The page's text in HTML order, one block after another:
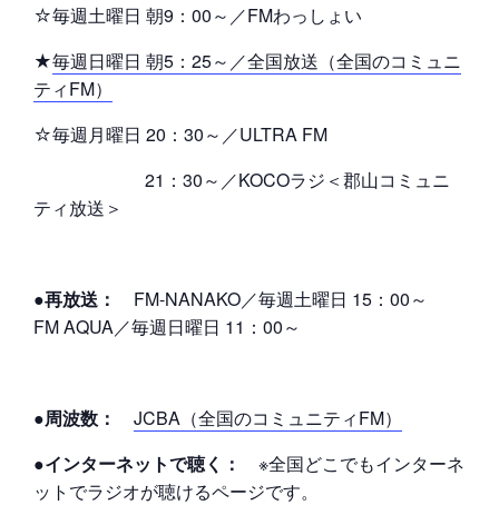
☆毎週土曜日 朝9：00～／FMわっしょい
★毎週日曜日 朝5：25～／全国放送（全国のコミュニ
ティFM）
☆毎週月曜日 20：30～／ULTRA FM
21：30～／KOCOラジ＜郡山コミュニ
ティ放送＞
●再放送：
FM-NANAKO／毎週土曜日 15：00～
FM AQUA／毎週日曜日 11：00～
●周波数：
JCBA（全国のコミュニティFM）
●インターネットで聴く：
※全国どこでもインターネ
ットでラジオが聴けるページです。